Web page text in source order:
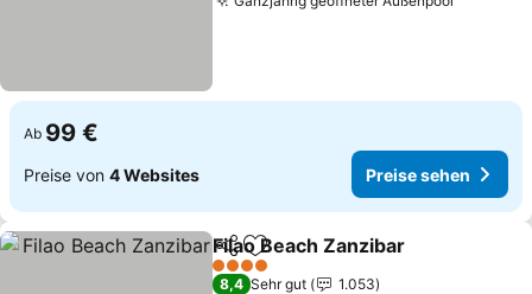
Ab 99 €
Preise von 4 Websites Preise sehen
TeilenZu Favoriten hinzufügen
Filao Beach Zanzibar
4 Sterne
8,4 Sehr gut
1.053